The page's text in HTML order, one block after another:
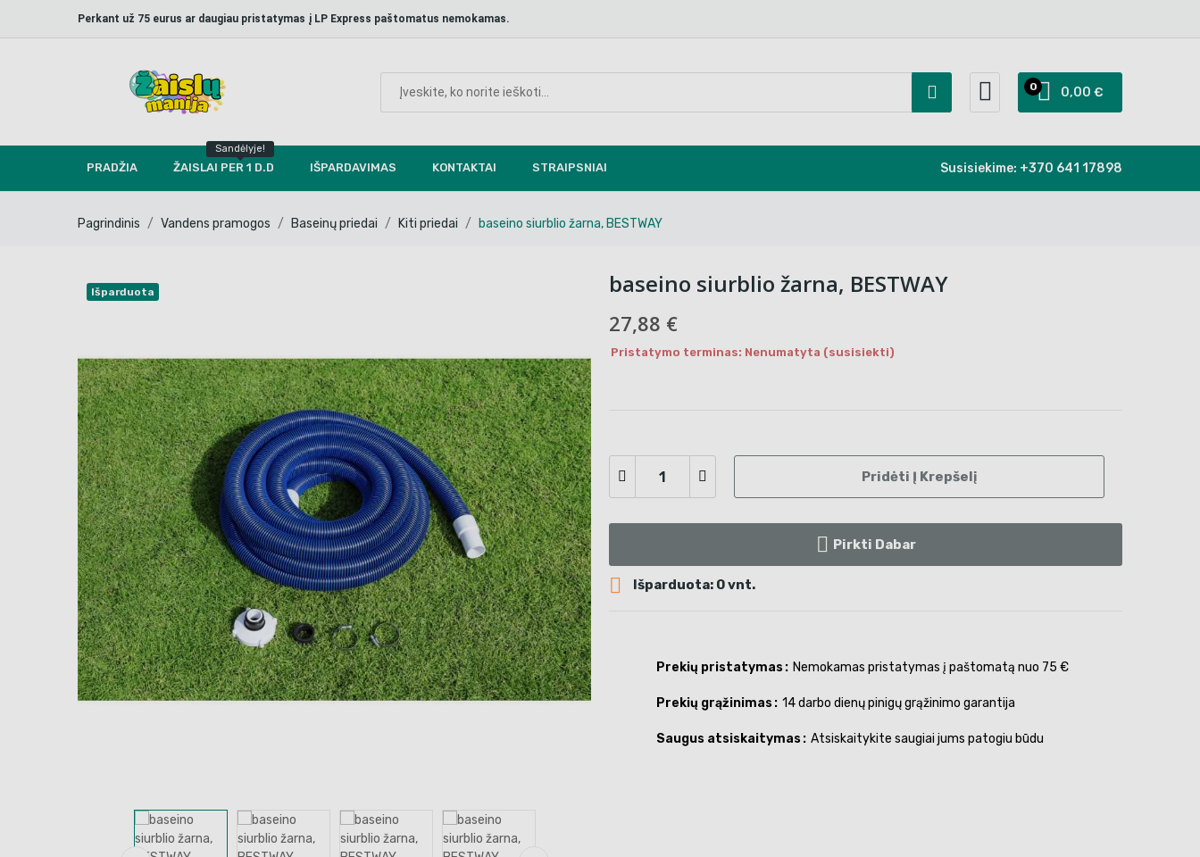
Perkant už 75 eurus ar daugiau pristatymas į LP Express paštomatus nemokamas.
0,00 €
0
PRADŽIA ŽAISLAI PER 1 D.D
Sandėlyje!
IŠPARDAVIMAS KONTAKTAI STRAIPSNIAI Susisiekime: +370 641 17898
Pagrindinis Vandens pramogos Baseinų priedai Kiti priedai baseino siurblio žarna, BESTWAY
Išparduota baseino siurblio žarna, BESTWAY
27,88 €
Pristatymo terminas: Nenumatyta (susisiekti)
Pridėti Į Krepšelį
Pirkti Dabar
 Išparduota: 0 vnt.
Prekių pristatymas Nemokamas pristatymas į paštomatą nuo 75 €
Prekių grąžinimas 14 darbo dienų pinigų grąžinimo garantija
Saugus atsiskaitymas Atsiskaitykite saugiai jums patogiu būdu